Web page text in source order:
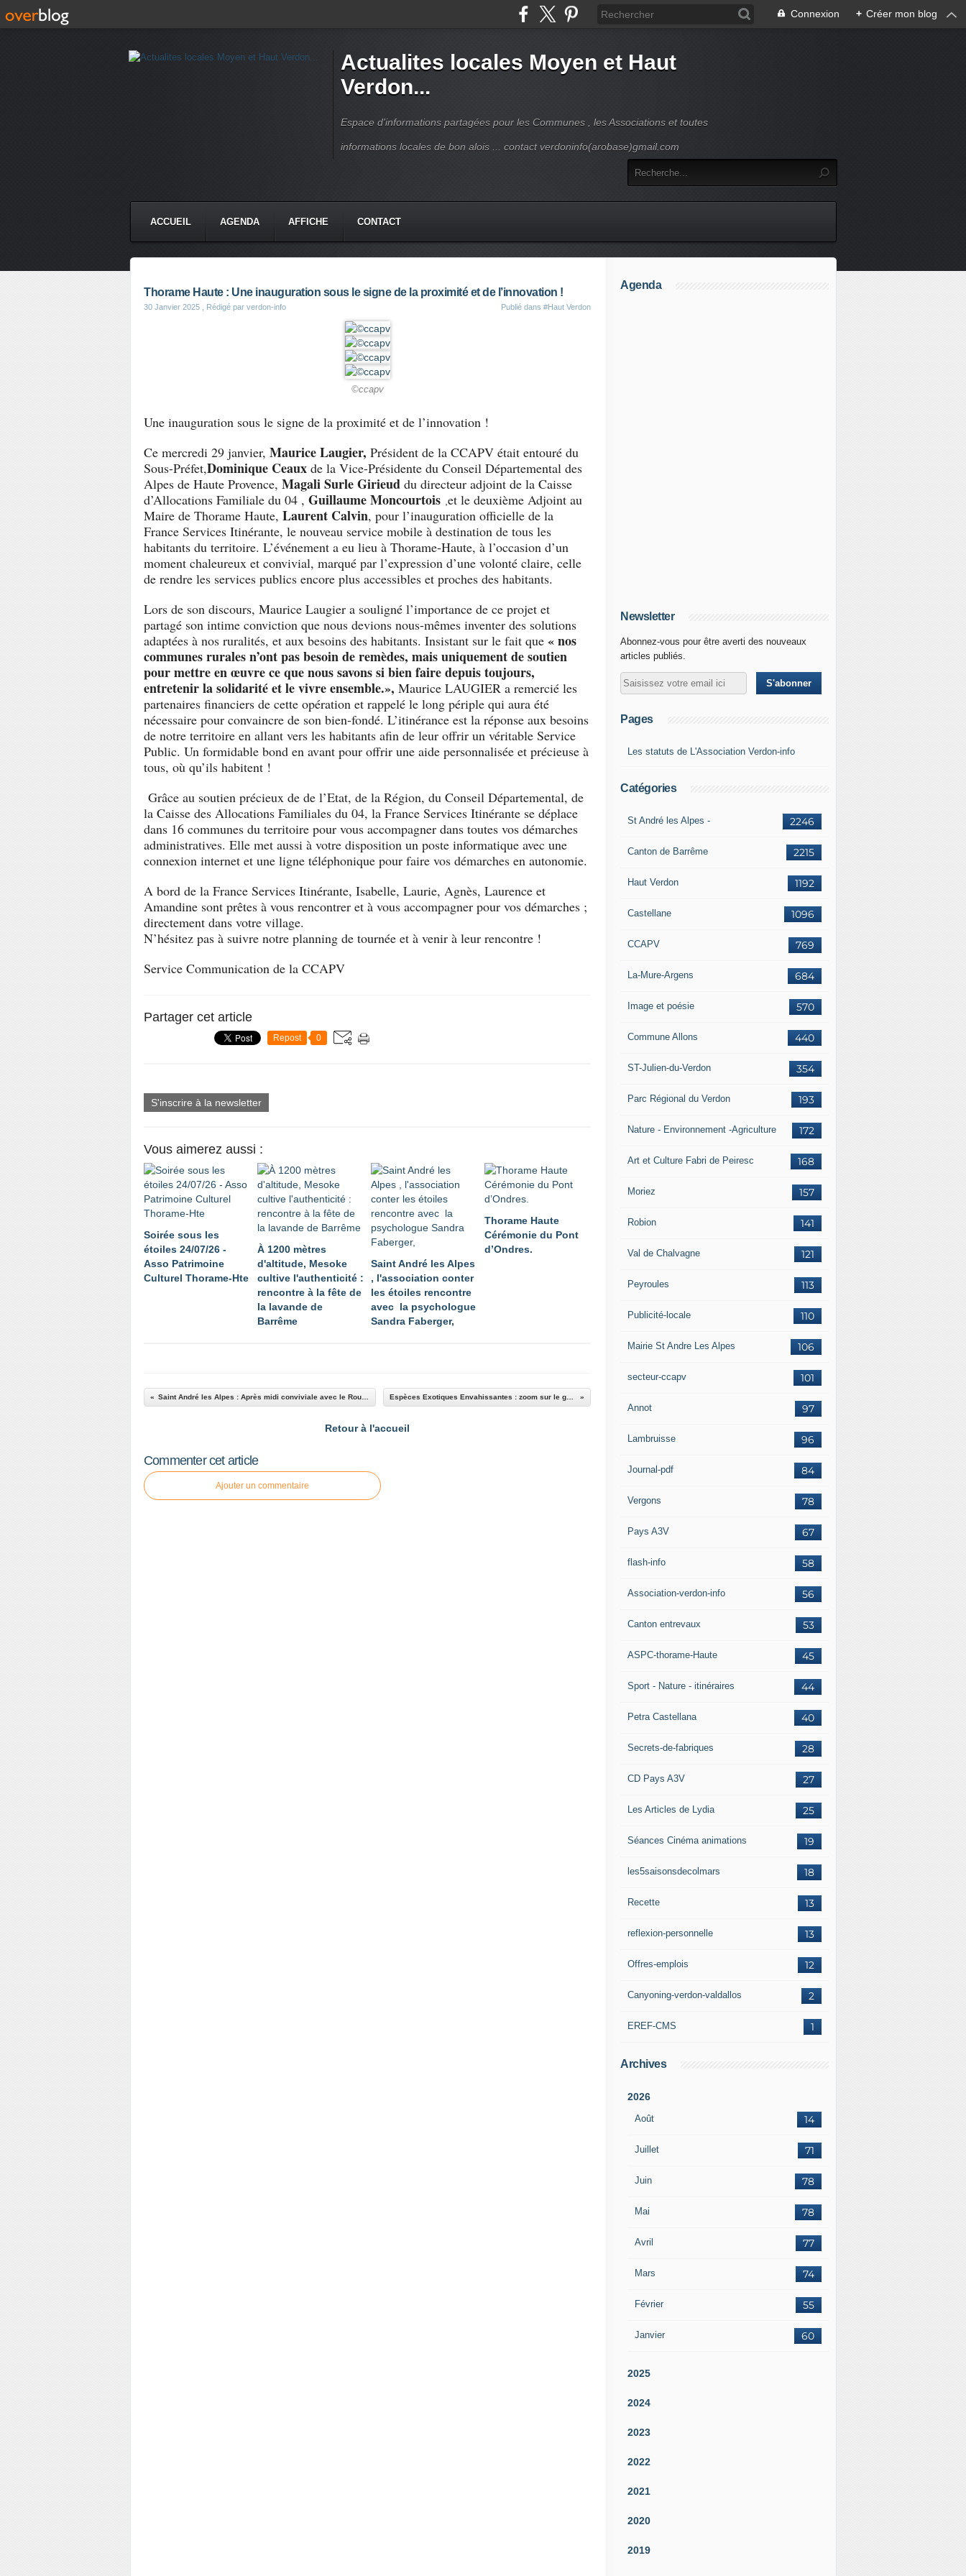
Connexion + Créer mon blog
Actualites locales Moyen et Haut
Verdon...
Espace d'informations partagées pour les Communes , les Associations et toutes
informations locales de bon alois ... contact verdoninfo(arobase)gmail.com
ACCUEIL AGENDA AFFICHE CONTACT
Thorame Haute : Une inauguration sous le signe de la proximité et de l’innovation !
30 Janvier 2025 , Rédigé par verdon-info Publié dans #Haut Verdon
©ccapv
Une inauguration sous le signe de la proximité et de l’innovation !
Ce mercredi 29 janvier, Maurice Laugier, Président de la CCAPV était entouré du
Sous-Préfet,Dominique Ceaux de la Vice-Présidente du Conseil Départemental des
Alpes de Haute Provence, Magali Surle Girieud du directeur adjoint de la Caisse
d’Allocations Familiale du 04 , Guillaume Moncourtois et le deuxième Adjoint au
Maire de Thorame Haute, Laurent Calvin, pour l’inauguration officielle de la
France Services Itinérante, le nouveau service mobile à destination de tous les
habitants du territoire. L’événement a eu lieu à Thorame-Haute, à l’occasion d’un
moment chaleureux et convivial, marqué par l’expression d’une volonté claire, celle
de rendre les services publics encore plus accessibles et proches des habitants.
Lors de son discours, Maurice Laugier a souligné l’importance de ce projet et
partagé son intime conviction que nous devions nous-mêmes inventer des solutions
adaptées à nos ruralités, et aux besoins des habitants. Insistant sur le fait que « nos
communes rurales n’ont pas besoin de remèdes, mais uniquement de soutien
pour mettre en œuvre ce que nous savons si bien faire depuis toujours,
entretenir la solidarité et le vivre ensemble.», Maurice LAUGIER a remercié les
partenaires financiers de cette opération et rappelé le long périple qui aura été
nécessaire pour convaincre de son bien-fondé. L’itinérance est la réponse aux besoins
de notre territoire en allant vers les habitants afin de leur offrir un véritable Service
Public. Un formidable bond en avant pour offrir une aide personnalisée et précieuse à
tous, où qu’ils habitent !
Grâce au soutien précieux de de l’Etat, de la Région, du Conseil Départemental, de
la Caisse des Allocations Familiales du 04, la France Services Itinérante se déplace
dans 16 communes du territoire pour vous accompagner dans toutes vos démarches
administratives. Elle met aussi à votre disposition un poste informatique avec une
connexion internet et une ligne téléphonique pour faire vos démarches en autonomie.
A bord de la France Services Itinérante, Isabelle, Laurie, Agnès, Laurence et
Amandine sont prêtes à vous rencontrer et à vous accompagner pour vos démarches ;
directement dans votre village.
N’hésitez pas à suivre notre planning de tournée et à venir à leur rencontre !
Service Communication de la CCAPV
Partager cet article
Repost 0
S'inscrire à la newsletter
Vous aimerez aussi :
Soirée sous les
étoiles 24/07/26 -
Asso Patrimoine
Culturel Thorame-Hte
À 1200 mètres
d'altitude, Mesoke
cultive l'authenticité :
rencontre à la fête de
la lavande de
Barrême
Saint André les Alpes
, l'association conter
les étoiles rencontre
avec la psychologue
Sandra Faberger,
Thorame Haute
Cérémonie du Pont
d’Ondres.
Espèces Exotiques Envahissantes : zoom sur le gobie à tache noire
Retour à l'accueil
Commenter cet article
Ajouter un commentaire
Agenda
Newsletter
Abonnez-vous pour être averti des nouveaux
articles publiés.
Pages
Les statuts de L'Association Verdon-info
Catégories
2246
St André les Alpes -
2215
Canton de Barrême
1192
Haut Verdon
1096
Castellane
769
CCAPV
684
La-Mure-Argens
570
Image et poésie
440
Commune Allons
354
ST-Julien-du-Verdon
193
Parc Régional du Verdon
172
Nature - Environnement -Agriculture
168
Art et Culture Fabri de Peiresc
157
Moriez
141
Robion
121
Val de Chalvagne
113
Peyroules
110
Publicité-locale
106
Mairie St Andre Les Alpes
101
secteur-ccapv
97
Annot
96
Lambruisse
84
Journal-pdf
78
Vergons
67
Pays A3V
58
flash-info
56
Association-verdon-info
53
Canton entrevaux
45
ASPC-thorame-Haute
44
Sport - Nature - itinéraires
40
Petra Castellana
28
Secrets-de-fabriques
27
CD Pays A3V
25
Les Articles de Lydia
19
Séances Cinéma animations
18
les5saisonsdecolmars
13
Recette
13
reflexion-personnelle
12
Offres-emplois
2
Canyoning-verdon-valdallos
1
EREF-CMS
Archives
2026
Août 14
Juillet 71
Juin 78
Mai 78
Avril 77
Mars 74
Février 55
Janvier 60
2025
2024
2023
2022
2021
2020
2019